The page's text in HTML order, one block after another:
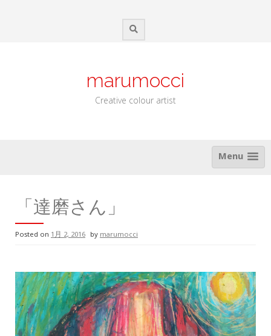
marumocci
Creative colour artist
Menu
「達磨さん」
Posted on 1月 2, 2016 bymarumocci